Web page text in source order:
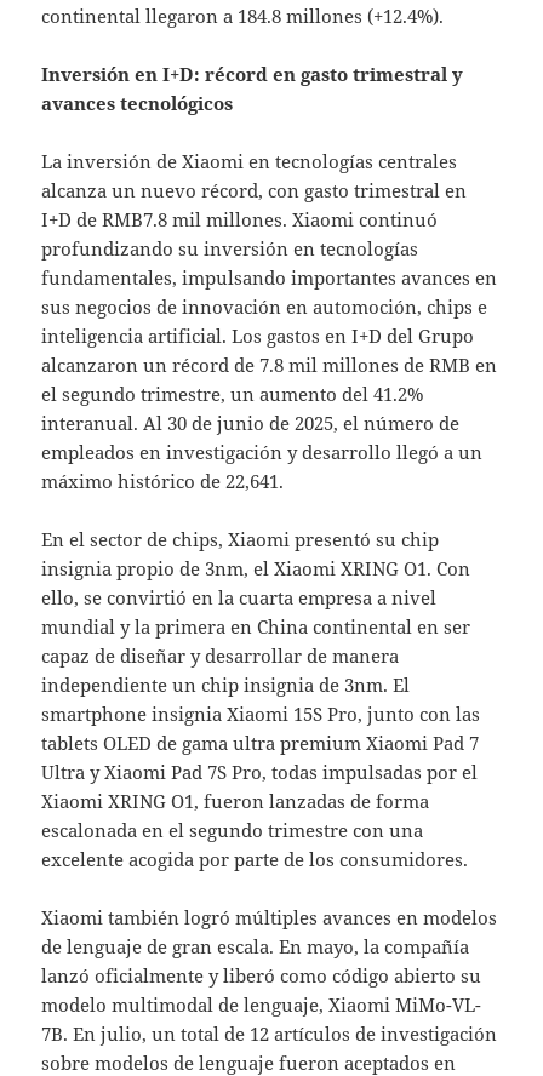
continental llegaron a 184.8 millones (+12.4%).
Inversión en I+D: récord en gasto trimestral y
avances tecnológicos
La inversión de Xiaomi en tecnologías centrales
alcanza un nuevo récord, con gasto trimestral en
I+D de RMB7.8 mil millones. Xiaomi continuó
profundizando su inversión en tecnologías
fundamentales, impulsando importantes avances en
sus negocios de innovación en automoción, chips e
inteligencia artificial. Los gastos en I+D del Grupo
alcanzaron un récord de 7.8 mil millones de RMB en
el segundo trimestre, un aumento del 41.2%
interanual. Al 30 de junio de 2025, el número de
empleados en investigación y desarrollo llegó a un
máximo histórico de 22,641.
En el sector de chips, Xiaomi presentó su chip
insignia propio de 3nm, el Xiaomi XRING O1. Con
ello, se convirtió en la cuarta empresa a nivel
mundial y la primera en China continental en ser
capaz de diseñar y desarrollar de manera
independiente un chip insignia de 3nm. El
smartphone insignia Xiaomi 15S Pro, junto con las
tablets OLED de gama ultra premium Xiaomi Pad 7
Ultra y Xiaomi Pad 7S Pro, todas impulsadas por el
Xiaomi XRING O1, fueron lanzadas de forma
escalonada en el segundo trimestre con una
excelente acogida por parte de los consumidores.
Xiaomi también logró múltiples avances en modelos
de lenguaje de gran escala. En mayo, la compañía
lanzó oficialmente y liberó como código abierto su
modelo multimodal de lenguaje, Xiaomi MiMo-VL-
7B. En julio, un total de 12 artículos de investigación
sobre modelos de lenguaje fueron aceptados en